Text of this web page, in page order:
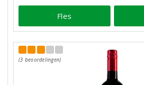
Fles
(3 beoordelingen)